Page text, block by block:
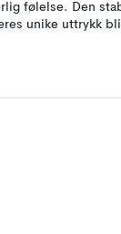
følelse. Den
unike uttrykk